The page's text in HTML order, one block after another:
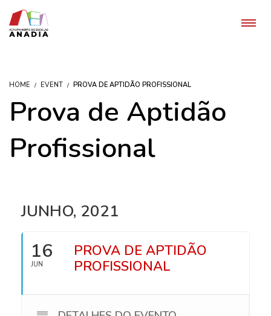
HOME EVENT PROVA DE APTIDÃO PROFISSIONAL
Prova de Aptidão
Profissional
JUNHO, 2021
16
JUN
PROVA DE APTIDÃO
PROFISSIONAL